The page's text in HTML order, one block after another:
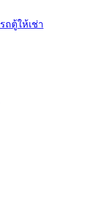
รถตู้ให้เช่า